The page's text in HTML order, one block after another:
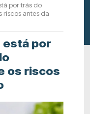
por trás do
riscos antes da
está por
os riscos